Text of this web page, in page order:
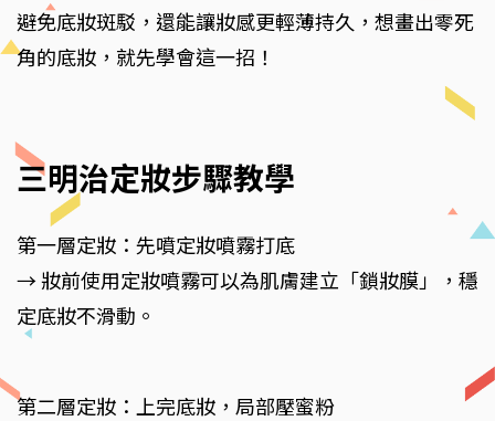
避免底妝斑駁，還能讓妝感更輕薄持久，想畫出零死
角的底妝，就先學會這一招！
三明治定妝步驟教學
第一層定妝：先噴定妝噴霧打底
→ 妝前使用定妝噴霧可以為肌膚建立「鎖妝膜」，穩
定底妝不滑動。
第二層定妝：上完底妝，局部壓蜜粉